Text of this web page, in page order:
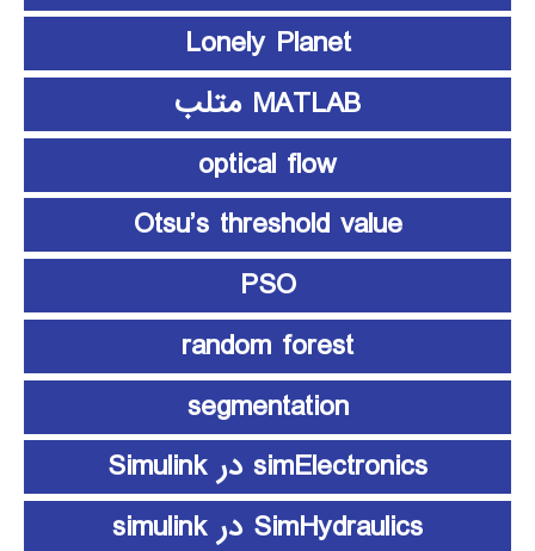
Lonely Planet
MATLAB متلب
optical flow
Otsu’s threshold value
PSO
random forest
segmentation
simElectronics در Simulink
SimHydraulics در simulink